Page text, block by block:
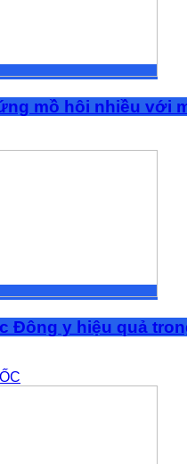
mồ hôi nhiều với
Đông y hiệu quả